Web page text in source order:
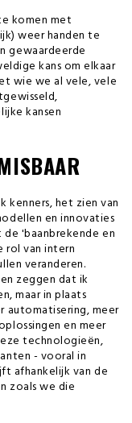
komen met
weer handen te
gewaardeerde
kans om elkaar
wie we al vele, vele
kansen
het zien van
en innovaties
'baanbrekende en
rol van intern
veranderen.
zeggen dat ik
maar in plaats
automatisering, meer
en meer
technologieën,
- vooral in
afhankelijk van de
zoals we die